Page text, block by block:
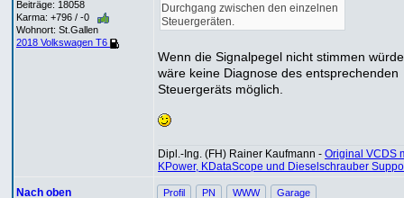
Beiträge: 18058
Karma: +796 / -0
Wohnort: St.Gallen
2018 Volkswagen T6
Durchgang zwischen den einzelnen
Steuergeräten.
Wenn die Signalpegel nicht stimmen
wäre keine Diagnose des entsprechenden
Steuergeräts möglich.
Dipl.-Ing. (FH) Rainer Kaufmann - Original VCDS
KPower, KDataScope und Dieselschrauber
Nach oben Profil PN WWW Garage